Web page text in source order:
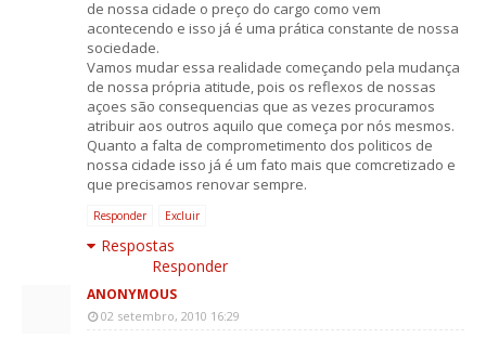
de nossa cidade o preço do cargo como vem
acontecendo e isso já é uma prática constante de nossa
sociedade.
Vamos mudar essa realidade começando pela mudança
de nossa própria atitude, pois os reflexos de nossas
açoes são consequencias que as vezes procuramos
atribuir aos outros aquilo que começa por nós mesmos.
Quanto a falta de comprometimento dos politicos de
nossa cidade isso já é um fato mais que comcretizado e
que precisamos renovar sempre.
Responder Excluir
Respostas
Responder
ANONYMOUS
02 setembro, 2010 16:29